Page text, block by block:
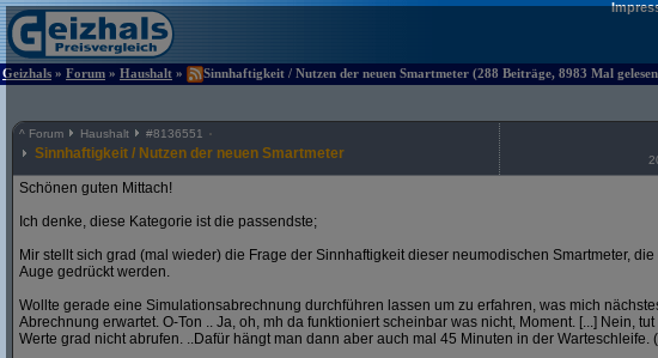
Geizhals » Forum » Haushalt » Sinnhaftigkeit / Nutzen der neuen Smartmeter (288 Beiträge, 8983 Mal
^ Forum Haushalt #8136551
Sinnhaftigkeit / Nutzen der neuen Smartmeter
Schönen guten Mittach!
Ich denke, diese Kategorie ist die passendste;
Mir stellt sich grad (mal wieder) die Frage der Sinnhaftigkeit dieser neumodischen Smartmeter,
Auge gedrückt werden.
Wollte gerade eine Simulationsabrechnung durchführen lassen um zu erfahren, was mich
Abrechnung erwartet. O-Ton .. Ja, oh, mh da funktioniert scheinbar was nicht, Moment. [...] Nein,
Werte grad nicht abrufen. ..Dafür hängt man dann aber auch mal 45 Minuten in der Warteschleife.